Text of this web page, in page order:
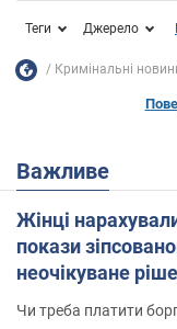
Теги Джерело
Кримінальні
Важливе
Жінці
покази
неочікуване
Чи треба платити